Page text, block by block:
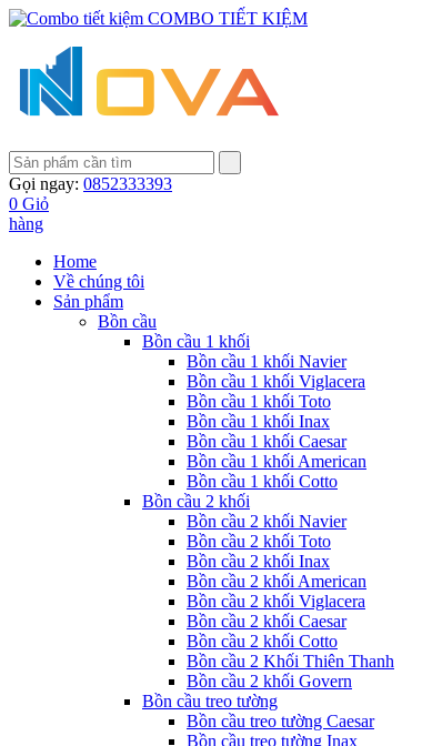
COMBO TIẾT KIỆM
Gọi ngay: 0852333393
0 Giỏ
hàng
Home
Về chúng tôi
Sản phẩm
Bồn cầu
Bồn cầu 1 khối
Bồn cầu 1 khối Navier
Bồn cầu 1 khối Viglacera
Bồn cầu 1 khối Toto
Bồn cầu 1 khối Inax
Bồn cầu 1 khối Caesar
Bồn cầu 1 khối American
Bồn cầu 1 khối Cotto
Bồn cầu 2 khối
Bồn cầu 2 khối Navier
Bồn cầu 2 khối Toto
Bồn cầu 2 khối Inax
Bồn cầu 2 khối American
Bồn cầu 2 khối Viglacera
Bồn cầu 2 khối Caesar
Bồn cầu 2 khối Cotto
Bồn cầu 2 Khối Thiên Thanh
Bồn cầu 2 khối Govern
Bồn cầu treo tường
Bồn cầu treo tường Caesar
Bồn cầu treo tường Inax